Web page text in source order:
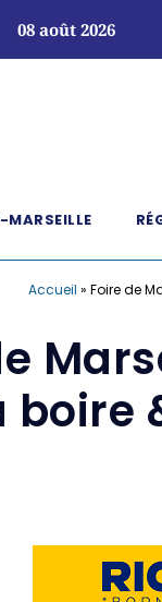
08 août 2026
Accueil » Foire de
boire